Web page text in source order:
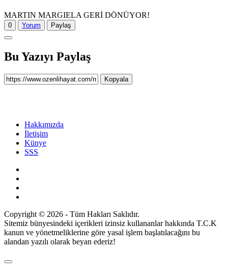
MARTIN MARGIELA GERİ DÖNÜYOR!
0 Yorum Paylaş
Bu Yazıyı Paylaş
Kopyala
Hakkımızda
İletişim
Künye
SSS
Copyright © 2026 - Tüm Hakları Saklıdır.
Sitemiz bünyesindeki içerikleri izinsiz kullananlar hakkında T.C.K
kanun ve yönetmeliklerine göre yasal işlem başlatılacağını bu
alandan yazılı olarak beyan ederiz!